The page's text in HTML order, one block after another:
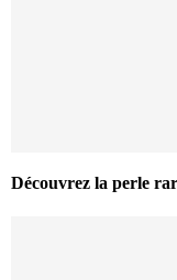
Découvrez la perle